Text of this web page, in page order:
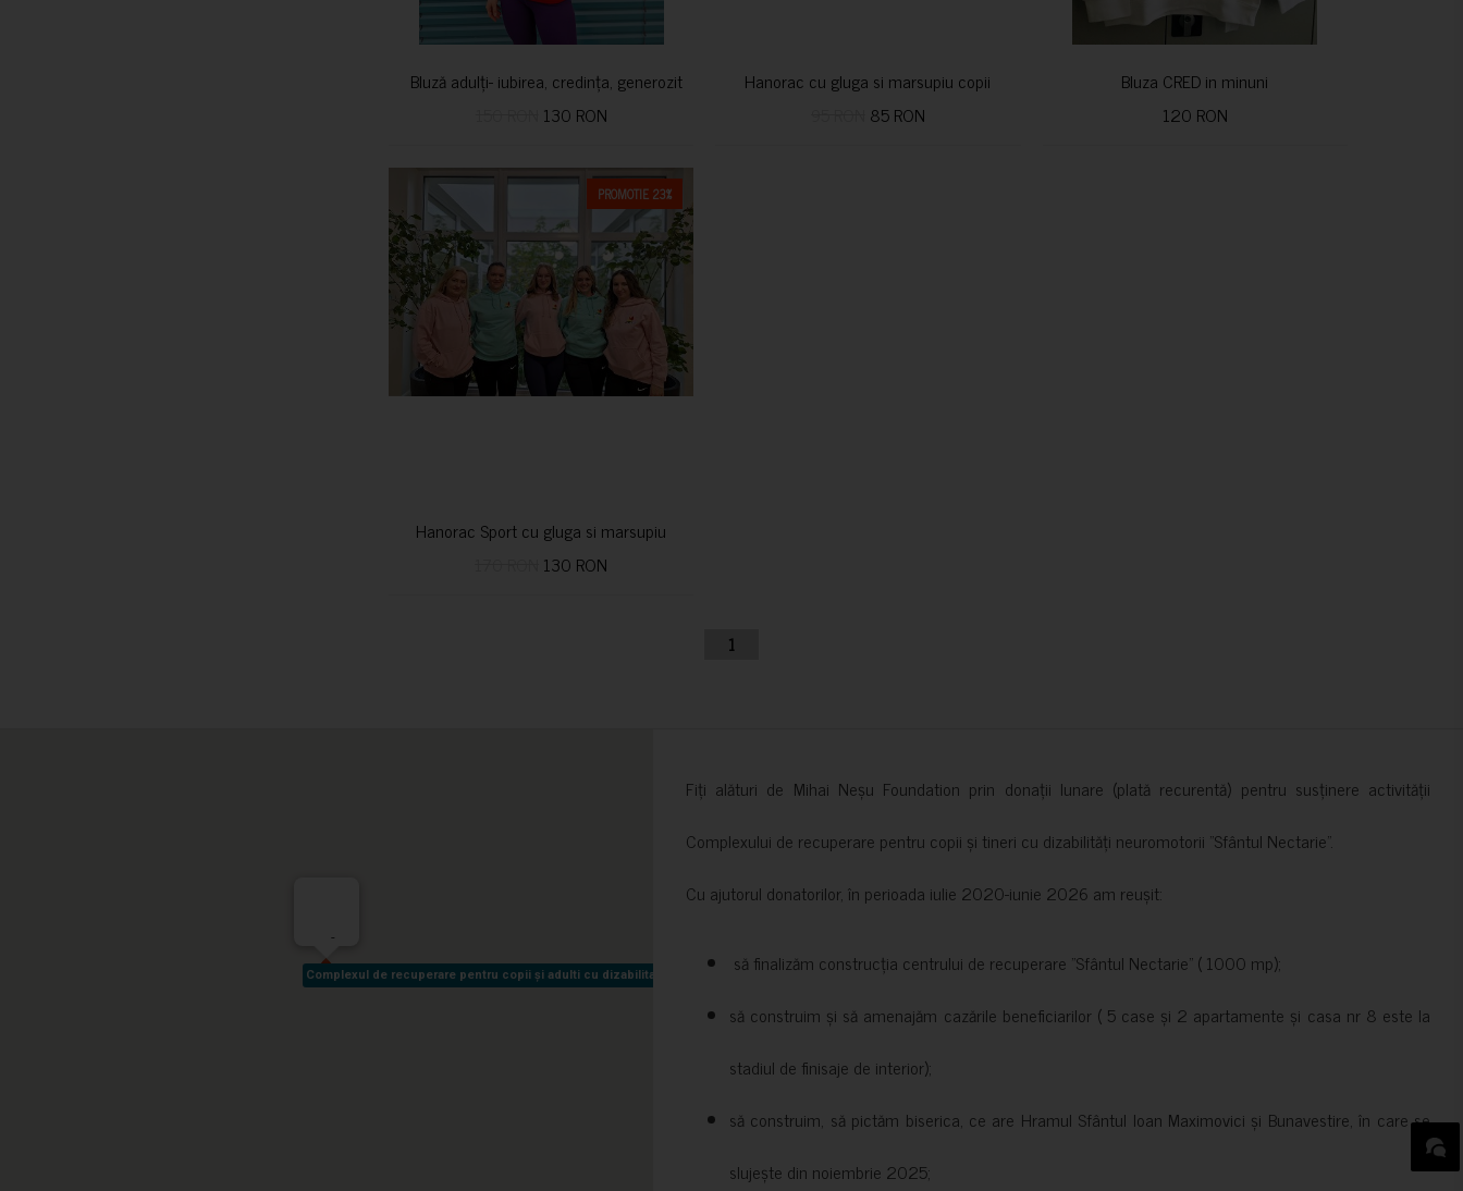
Bluză adulți- iubirea, credința, generozitatea vindecă
130 RON
Hanorac cu gluga si marsupiu copii
85 RON
Bluza CRED in minuni
120 RON
PROMOTIE 23%
Hanorac Sport cu gluga si marsupiu
130 RON
CUMPARA
1
Complexul de recuperare pentru copii și adulti cu dizabilitati neuromotorii Sfântul Nectarie
Complexul de recuperare pentru copii și adulti cu dizabilitati neuromotorii Sfântul Nectarie
-
Fiți alături de Mihai Neșu Foundation prin donații lunare (plată recurentă) pentru susținere activității
Complexului de recuperare pentru copii și tineri cu dizabilități neuromotorii ”Sfântul Nectarie”.
Cu ajutorul donatorilor, în perioada iulie 2020-iunie 2026 am reușit:
să finalizăm construcția centrului de recuperare ”Sfântul Nectarie” ( 1000 mp);
să construim și să amenajăm cazările beneficiarilor ( 5 case și 2 apartamente și casa nr 8 este la
stadiul de finisaje de interior);
să construim, să pictăm biserica, ce are Hramul Sfântul Ioan Maximovici și Bunavestire, în care se
slujește din noiembrie 2025;